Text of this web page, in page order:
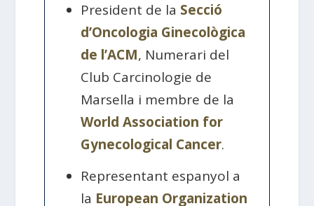
President de la Secció
d’Oncologia Ginecològica
de l’ACM, Numerari del
Club Carcinologie de
Marsella i membre de la
World Association for
Gynecological Cancer.
Representant espanyol a
la European Organization